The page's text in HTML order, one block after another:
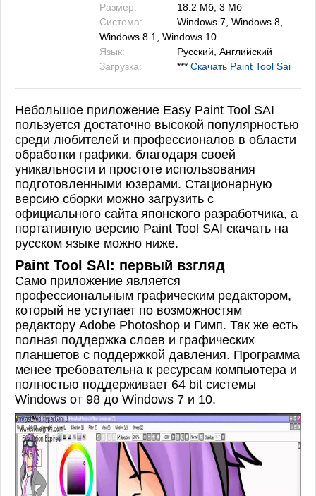
Размер:
18.2 Мб, 3 Мб
Система:
Windows 7, Windows 8,
Windows 8.1, Windows 10
Язык:
Русский, Английский
Загрузка:
*** Скачать Paint Tool Sai
Небольшое приложение Easy Paint Tool SAI
пользуется достаточно высокой популярностью
среди любителей и профессионалов в области
обработки графики, благодаря своей
уникальности и простоте использования
подготовленными юзерами. Стационарную
версию сборки можно загрузить с
официального сайта японского разработчика, а
портативную версию Paint Tool SAI скачать на
русском языке можно ниже.
Paint Tool SAI: первый взгляд
Само приложение является
профессиональным графическим редактором,
который не уступает по возможностям
редактору Adobe Photoshop и Гимп. Так же есть
полная поддержка слоев и графических
планшетов с поддержкой давления. Программа
менее требовательна к ресурсам компьютера и
полностью поддерживает 64 bit системы
Windows от 98 до Windows 7 и 10.